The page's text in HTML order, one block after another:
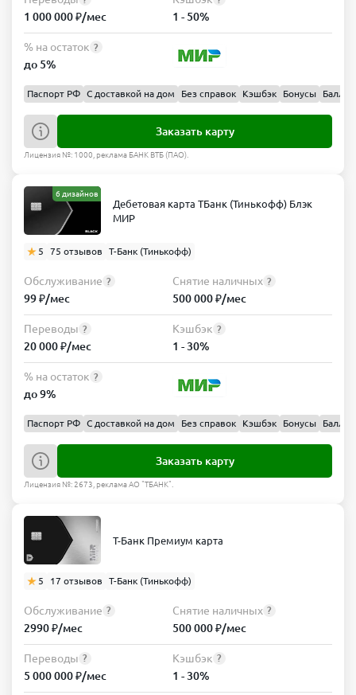
1 000 000 ₽/мес 1 - 50%
% на остаток ?
до 5%
Паспорт РФ С доставкой на дом Без справок Кэшбэк Бонусы Баллы
Заказать карту
Лицензия №: 1000, реклама БАНК ВТБ (ПАО).
6 дизайнов
Дебетовая карта ТБанк (Тинькофф) Блэк
МИР
5 75 отзывов Т-Банк (Тинькофф)
Обслуживание ?
99 ₽/мес
Снятие наличных ?
500 000 ₽/мес
Переводы ?
20 000 ₽/мес
Кэшбэк ?
1 - 30%
% на остаток ?
до 9%
Паспорт РФ С доставкой на дом Без справок Кэшбэк Бонусы Баллы
Заказать карту
Лицензия №: 2673, реклама АО "ТБАНК".
Т-Банк Премиум карта
5 17 отзывов Т-Банк (Тинькофф)
Обслуживание ?
2990 ₽/мес
Снятие наличных ?
500 000 ₽/мес
Переводы ?
5 000 000 ₽/мес
Кэшбэк ?
1 - 30%